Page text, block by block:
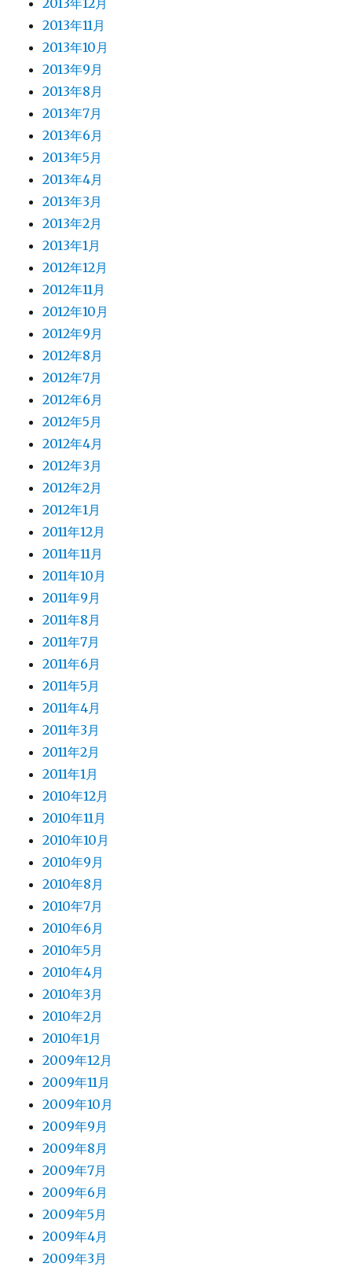
2013年12月
2013年11月
2013年10月
2013年9月
2013年8月
2013年7月
2013年6月
2013年5月
2013年4月
2013年3月
2013年2月
2013年1月
2012年12月
2012年11月
2012年10月
2012年9月
2012年8月
2012年7月
2012年6月
2012年5月
2012年4月
2012年3月
2012年2月
2012年1月
2011年12月
2011年11月
2011年10月
2011年9月
2011年8月
2011年7月
2011年6月
2011年5月
2011年4月
2011年3月
2011年2月
2011年1月
2010年12月
2010年11月
2010年10月
2010年9月
2010年8月
2010年7月
2010年6月
2010年5月
2010年4月
2010年3月
2010年2月
2010年1月
2009年12月
2009年11月
2009年10月
2009年9月
2009年8月
2009年7月
2009年6月
2009年5月
2009年4月
2009年3月